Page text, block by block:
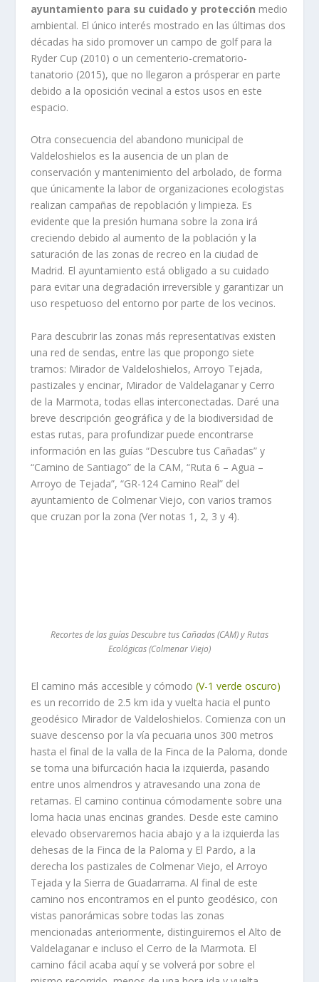
ayuntamiento para su cuidado y protección medio
ambiental. El único interés mostrado en las últimas dos
décadas ha sido promover un campo de golf para la
Ryder Cup (2010) o un cementerio-crematorio-
tanatorio (2015), que no llegaron a prósperar en parte
debido a la oposición vecinal a estos usos en este
espacio.
Otra consecuencia del abandono municipal de
Valdeloshielos es la ausencia de un plan de
conservación y mantenimiento del arbolado, de forma
que únicamente la labor de organizaciones ecologistas
realizan campañas de repoblación y limpieza. Es
evidente que la presión humana sobre la zona irá
creciendo debido al aumento de la población y la
saturación de las zonas de recreo en la ciudad de
Madrid. El ayuntamiento está obligado a su cuidado
para evitar una degradación irreversible y garantizar un
uso respetuoso del entorno por parte de los vecinos.
Para descubrir las zonas más representativas existen
una red de sendas, entre las que propongo siete
tramos: Mirador de Valdeloshielos, Arroyo Tejada,
pastizales y encinar, Mirador de Valdelaganar y Cerro
de la Marmota, todas ellas interconectadas. Daré una
breve descripción geográfica y de la biodiversidad de
estas rutas, para profundizar puede encontrarse
información en las guías “Descubre tus Cañadas” y
“Camino de Santiago” de la CAM, “Ruta 6 – Agua –
Arroyo de Tejada”, “GR-124 Camino Real” del
ayuntamiento de Colmenar Viejo, con varios tramos
que cruzan por la zona (Ver notas 1, 2, 3 y 4).
Recortes de las guías Descubre tus Cañadas (CAM) y Rutas
Ecológicas (Colmenar Viejo)
El camino más accesible y cómodo (V-1 verde oscuro)
es un recorrido de 2.5 km ida y vuelta hacia el punto
geodésico Mirador de Valdeloshielos. Comienza con un
suave descenso por la vía pecuaria unos 300 metros
hasta el final de la valla de la Finca de la Paloma, donde
se toma una bifurcación hacia la izquierda, pasando
entre unos almendros y atravesando una zona de
retamas. El camino continua cómodamente sobre una
loma hacia unas encinas grandes. Desde este camino
elevado observaremos hacia abajo y a la izquierda las
dehesas de la Finca de la Paloma y El Pardo, a la
derecha los pastizales de Colmenar Viejo, el Arroyo
Tejada y la Sierra de Guadarrama. Al final de este
camino nos encontramos en el punto geodésico, con
vistas panorámicas sobre todas las zonas
mencionadas anteriormente, distinguiremos el Alto de
Valdelaganar e incluso el Cerro de la Marmota. El
camino fácil acaba aquí y se volverá por sobre el